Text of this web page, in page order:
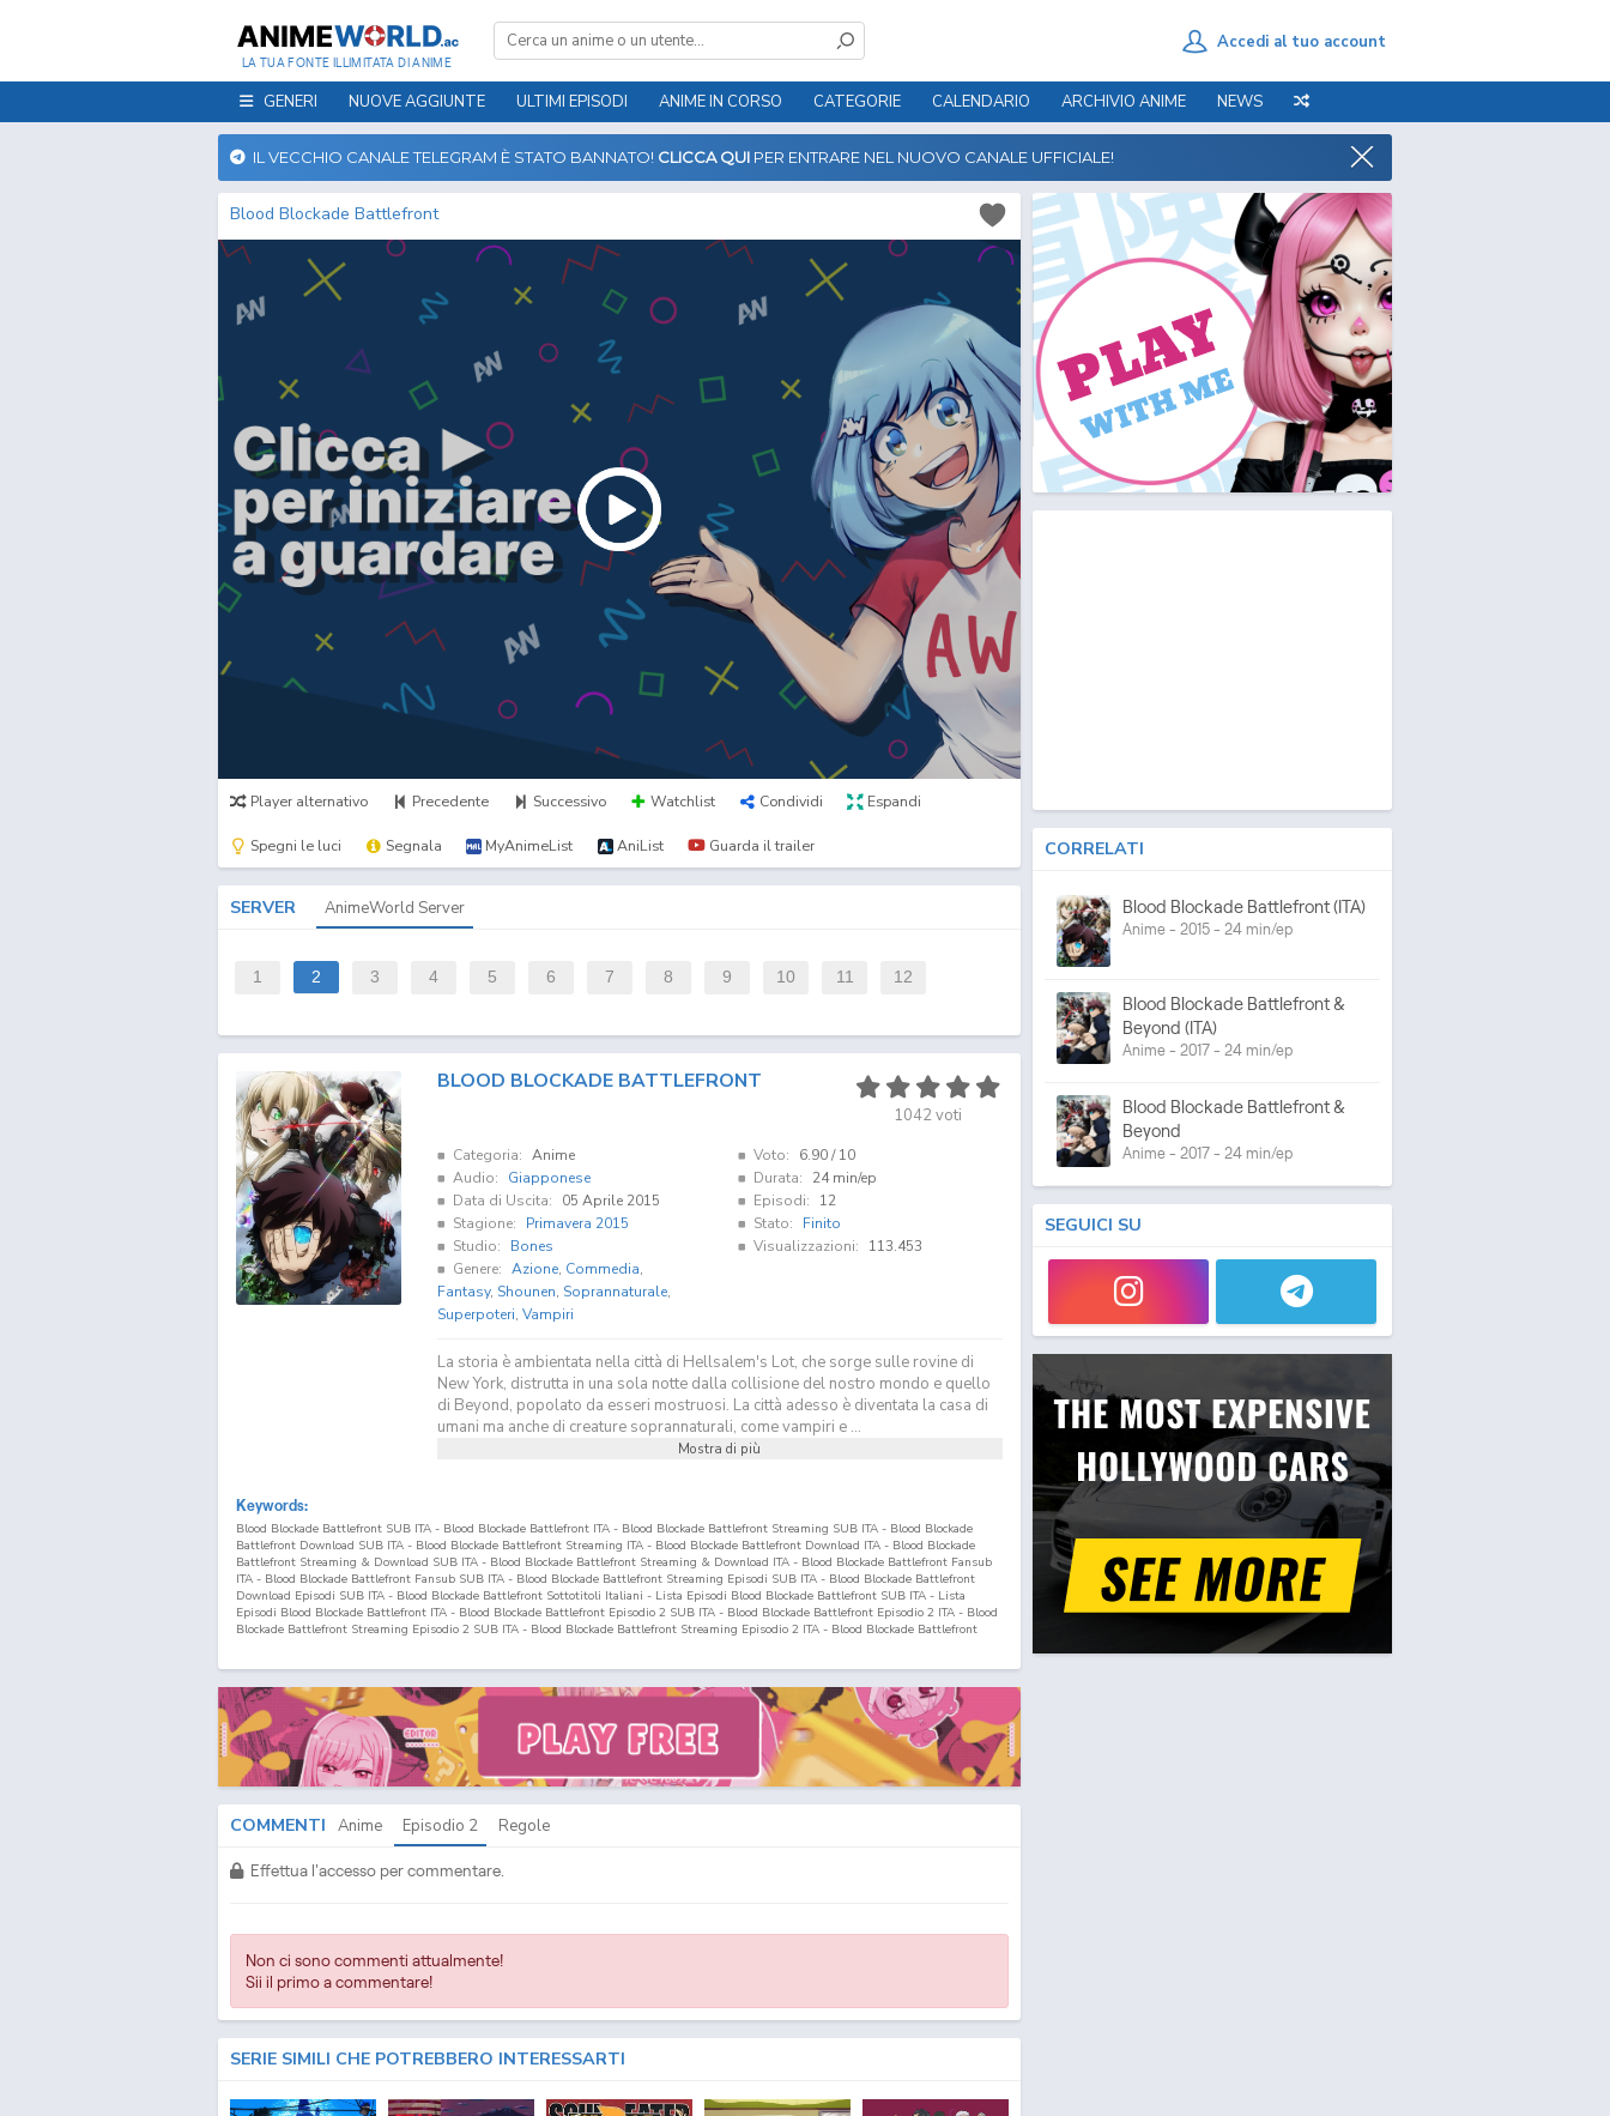
LA TUA FONTE ILLIMITATA DI ANIME
Accedi al tuo account
GENERI NUOVE AGGIUNTE ULTIMI EPISODI ANIME IN CORSO CATEGORIE CALENDARIO ARCHIVIO ANIME NEWS
IL VECCHIO CANALE TELEGRAM È STATO BANNATO! CLICCA QUI PER ENTRARE NEL NUOVO CANALE UFFICIALE!
Blood Blockade Battlefront
Player alternativo Precedente Successivo Watchlist Condividi Espandi
Spegni le luci Segnala MyAnimeList AniList Guarda il trailer
SERVER AnimeWorld Server
1 2 3 4 5 6 7 8 9 10 11 12
BLOOD BLOCKADE BATTLEFRONT
1042voti
Categoria: Anime
Audio:
Giapponese
Data di Uscita:
05 Aprile 2015
Stagione:
Primavera 2015
Studio:
Bones
Genere: Azione, Commedia,
Fantasy, Shounen, Soprannaturale,
Superpoteri, Vampiri
Voto: 6.90/ 10
Durata:
24 min/ep
Episodi:
12
Stato:
Finito
Visualizzazioni:
113.453
La storia è ambientata nella città di Hellsalem's Lot, che sorge sulle rovine di
New York, distrutta in una sola notte dalla collisione del nostro mondo e quello
di Beyond, popolato da esseri mostruosi. La città adesso è diventata la casa di
umani ma anche di creature soprannaturali, come vampiri e ...
Mostra di più
Keywords:
Blood Blockade Battlefront SUB ITA - Blood Blockade Battlefront ITA - Blood Blockade Battlefront Streaming SUB ITA - Blood Blockade
Battlefront Download SUB ITA - Blood Blockade Battlefront Streaming ITA - Blood Blockade Battlefront Download ITA - Blood Blockade
Battlefront Streaming & Download SUB ITA - Blood Blockade Battlefront Streaming & Download ITA - Blood Blockade Battlefront Fansub
ITA - Blood Blockade Battlefront Fansub SUB ITA - Blood Blockade Battlefront Streaming Episodi SUB ITA - Blood Blockade Battlefront
Download Episodi SUB ITA - Blood Blockade Battlefront Sottotitoli Italiani - Lista Episodi Blood Blockade Battlefront SUB ITA - Lista
Episodi Blood Blockade Battlefront ITA - Blood Blockade Battlefront Episodio 2 SUB ITA - Blood Blockade Battlefront Episodio 2 ITA - Blood
Blockade Battlefront Streaming Episodio 2 SUB ITA - Blood Blockade Battlefront Streaming Episodio 2 ITA - Blood Blockade Battlefront
SUB ITA - Kekkai Sensen Streaming Episodi SUB ITA - Kekkai Sensen Download Episodi SUB ITA - Kekkai Sensen Sottotitoli Italiani - Lista
Episodi Kekkai Sensen SUB ITA - Lista Episodi Kekkai Sensen ITA - Kekkai Sensen Episodio
SUB ITA - Kekkai Sensen Episodio 2ITA -
Kekkai Sensen Streaming Episodio2SUB ITA - Kekkai Sensen Streaming Episodio2ITA - Kekkai Sensen Download Episodio2SUB ITA -
Kekkai Sensen Download Episodio2ITA
COMMENTI Anime Episodio 2 Regole
Effettua l'accesso per commentare.
Non ci sono commenti attualmente!
Sii il primo a commentare!
SERIE SIMILI CHE POTREBBERO INTERESSARTI
CORRELATI
Blood Blockade Battlefront (ITA)
Anime - 2015 - 24 min/ep
Blood Blockade Battlefront &
Beyond (ITA)
Anime - 2017 - 24 min/ep
Blood Blockade Battlefront &
Beyond
Anime - 2017 - 24 min/ep
SEGUICI SU